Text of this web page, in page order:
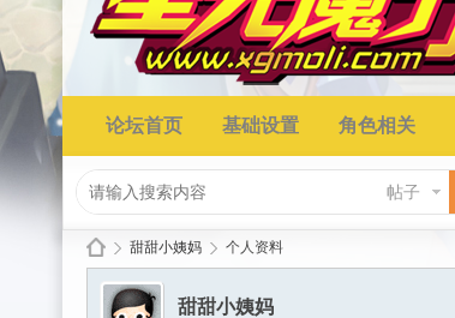
论坛首页 基础设置 角色相关
帖子
甜甜小姨妈 个人资料
甜甜小姨妈